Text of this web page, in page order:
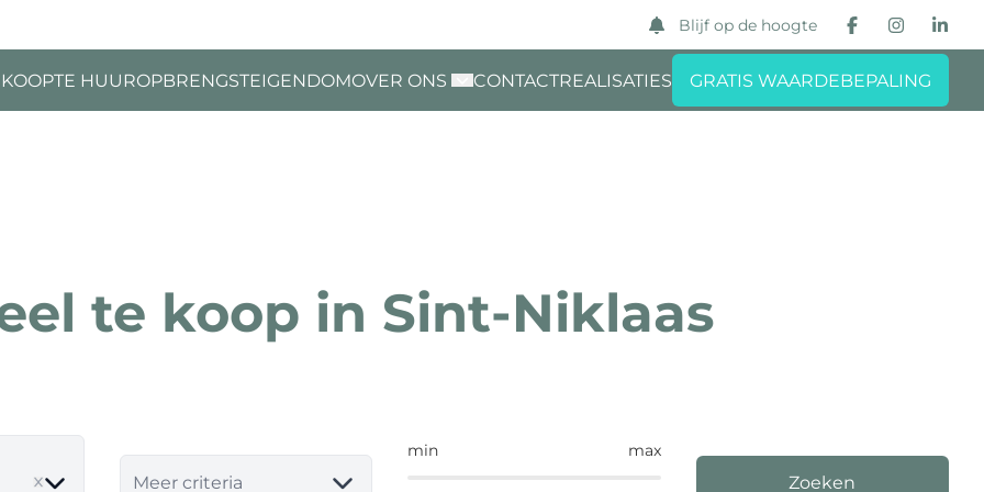
Blijf op de hoogte
TE HUUROPBRENGSTEIGENDOMOVER ONS CONTACTREALISATIES GRATIS WAARDEBEPALING
te koop in Sint-Niklaas
Meer criteria
min max
Zoeken